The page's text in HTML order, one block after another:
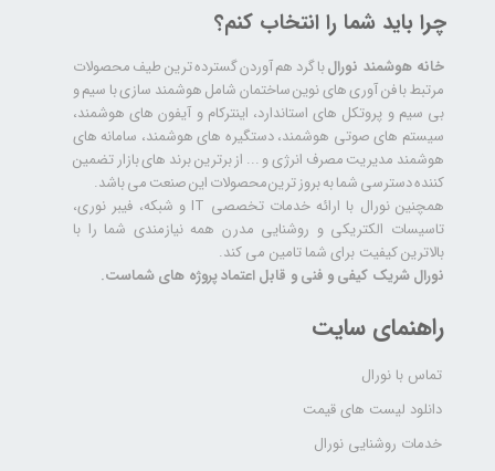
راهنمای سایت
تماس با نورال
دانلود لیست های قیمت
خدمات روشنایی نورال
چرا باید شما را انتخاب کنم؟
خانه هوشمند نورالبا گرد هم آوردن گسترده ترین طیف محصولات
مرتبط با فن آوری های نوین ساختمان شامل هوشمند سازی با سیم و
بی سیم و پروتکل های استاندارد، اینترکام و آیفون های هوشمند،
سیستم های صوتی هوشمند، دستگیره های هوشمند، سامانه های
هوشمند مدیریت مصرف انرژی و ... از برترین برند های بازار تضمین
کننده دسترسی شما به بروز ترین محصولات این صنعت می باشد.
همچنین نورال با ارائه خدمات تخصصی IT و شبکه، فیبر نوری،
تاسیسات الکتریکی و روشنایی مدرن همه نیازمندی شما را با
بالاترین کیفیت برای شما تامین می کند.
نورال شریک کیفی و فنی و قابل اعتماد پروژه های شماست.